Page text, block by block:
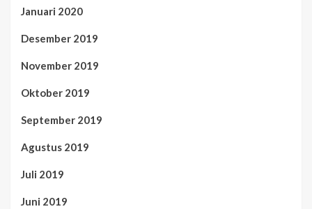
Januari 2020
Desember 2019
November 2019
Oktober 2019
September 2019
Agustus 2019
Juli 2019
Juni 2019